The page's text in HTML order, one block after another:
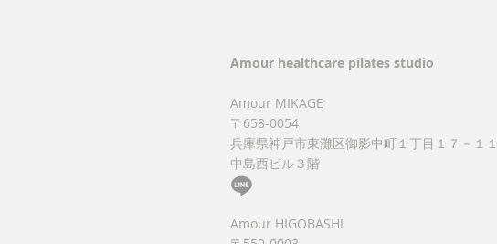
Amour healthcare pilates studio
Amour MIKAGE
〒658-0054
兵庫県神戸市東灘区御影中町１丁目１７－１１
​中島西ビル３階
Amour HIGOBASHI